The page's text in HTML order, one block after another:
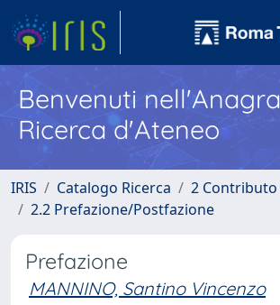
Benvenuti
Ricerca d'Ateneo
IRIS Catalogo Ricerca
2
2.2 Prefazione/Postfazione
Prefazione
MANNINO, Santino Vincenzo